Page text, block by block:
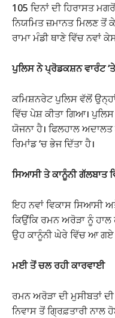
105 ਦਿਨਾਂ ਦੀ ਹਿਰਾਸਤ
ਨਿਯਮਿਤ ਜ਼ਮਾਨਤ ਮਿਲਣ ਤੋਂ
ਰਾਮਾ ਮੰਡੀ ਥਾਣੇ ਵਿੱਚ ਨਵਾਂ
ਪੁਲਿਸ ਨੇ ਪ੍ਰੋਡਕਸ਼ਨ ਵਾਰੰਟ
ਕਮਿਸ਼ਨਰੇਟ ਪੁਲਿਸ ਵੱਲੋਂ
ਵਿੱਚ ਪੇਸ਼ ਕੀਤਾ ਗਿਆ।
ਯੋਜਨਾ ਹੈ। ਫਿਲਹਾਲ
ਰਿਮਾਂਡ ‘ਚ ਭੇਜ ਦਿੱਤਾ ਹੈ।
ਸਿਆਸੀ ਤੇ ਕਾਨੂੰਨੀ ਗੱਲਬਾਤ
ਇਹ ਨਵਾਂ ਵਿਕਾਸ ਸਿਆਸੀ
ਕਿਉਂਕਿ ਰਮਨ ਅਰੋੜਾ ਨੂੰ ਹਾਲ
ਉਹ ਕਾਨੂੰਨੀ ਘੇਰੇ ਵਿੱਚ ਆ ਗਏ
ਮਈ ਤੋਂ ਚਲ ਰਹੀ ਕਾਰਵਾਈ
ਰਮਨ ਅਰੋੜਾ ਦੀ ਮੁਸੀਬਤਾਂ
ਨਿਵਾਸ ਤੋਂ ਗ੍ਰਿਫ਼ਤਾਰੀ